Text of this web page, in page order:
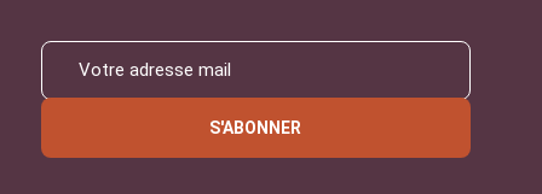
S'ABONNER